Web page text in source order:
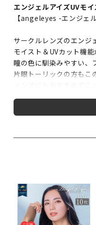
エンジェルアイズUVモイ
【angeleyes -エンジェ
サークルレンズのエンジ
モイスト＆UVカット機
瞳の色に馴染みやすい、
片眼トーリックの方もこ
ヒアルロン酸の2倍の保
肌を老化させ黒くする
サンドイッチ製法で色
サークルレンズなので
そのため、大人の方や